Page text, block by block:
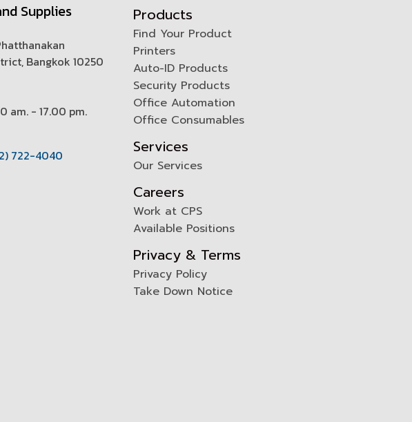
Supplies
Bangkok 10250
am. - 17.00 pm.
722-4040
Products
Find Your Product
Printers
Auto-ID Products
Security Products
Office Automation
Office Consumables
Services
Our Services
Careers
Work at CPS
Available Positions
Privacy & Terms
Privacy Policy
Take Down Notice